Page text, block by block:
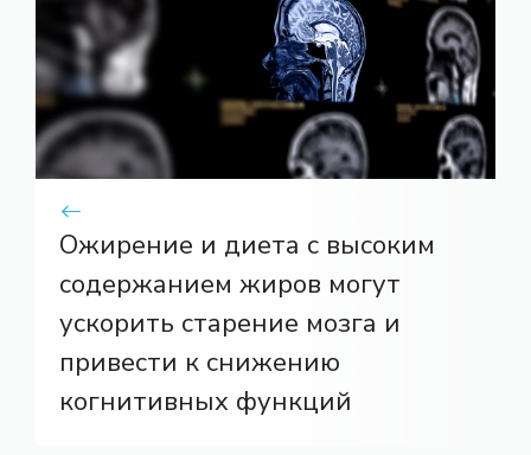
Ожирение и диета с высоким
содержанием жиров могут
ускорить старение мозга и
привести к снижению
когнитивных функций